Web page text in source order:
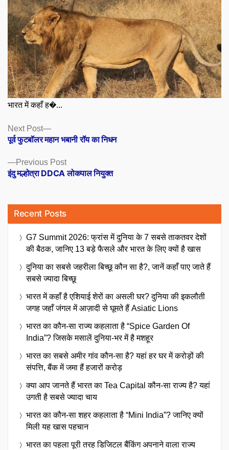
भारत में कहाँ ह�...
Posts
navigation
Previous PostPrevious
post:
इंदु मल्होत्रा DDCA लोकपाल नियुक्त
Next Post
Next
post:
पूर्व फुटबॉलर महान भबानी रॉय का निधन
Recent Posts
G7 Summit 2026: फ्रांस में दुनिया के 7 सबसे ताकतवर देशों
की बैठक, जानिए 13 बड़े फैसले और भारत के लिए क्यों है खास
दुनिया का सबसे जहरीला बिच्छू कौन सा है?, जानें कहाँ पाए जाते हैं
सबसे ज्यादा बिच्छू
भारत में कहाँ है एशियाई शेरों का असली घर? दुनिया की इकलौती
जगह जहाँ जंगल में आज़ादी से घूमते हैं Asiatic Lions
भारत का कौन-सा राज्य कहलाता है “Spice Garden Of
India”? जिसके मसालें दुनिया-भर में है मशहूर
भारत का सबसे अमीर गांव कौन-सा है? यहां हर घर में करोड़ों की
संपत्ति, बैंक में जमा हैं हजारों करोड़
क्या आप जानते हैं भारत का Tea Capital कौन-सा राज्य है? यहां
उगती है सबसे ज्यादा चाय
भारत का कौन-सा शहर कहलाता है “Mini India”? जानिए क्यों
मिली यह खास पहचान
भारत का पहला पूरी तरह डिजिटल बैंकिंग अपनाने वाला राज्य